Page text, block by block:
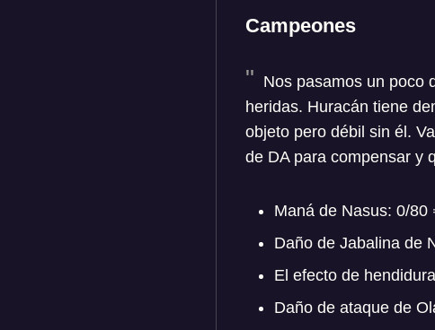
Campeones
Nos pasamos un poco
heridas. Huracán tiene
objeto pero débil sin él.
de DA para compensar y
Maná de Nasus: 0/80
Daño de Jabalina de
El efecto de
Daño de ataque de